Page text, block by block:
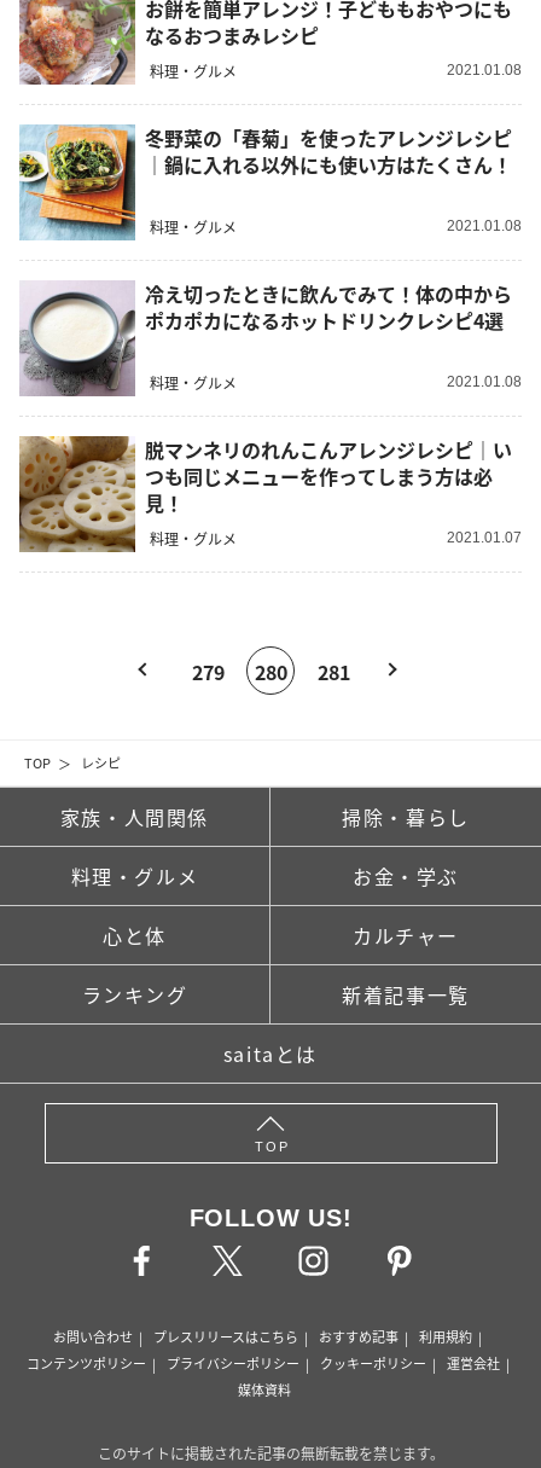
TOP レシピ
お餅を簡単アレンジ！子どももおやつにも
なるおつまみレシピ
料理・グルメ 2021.01.08
冬野菜の「春菊」を使ったアレンジレシピ
｜鍋に入れる以外にも使い方はたくさん！
料理・グルメ 2021.01.08
冷え切ったときに飲んでみて！体の中から
ポカポカになるホットドリンクレシピ4選
料理・グルメ 2021.01.08
脱マンネリのれんこんアレンジレシピ｜い
つも同じメニューを作ってしまう方は必
見！
料理・グルメ 2021.01.07
279 280 281
家族・人間関係 掃除・暮らし
料理・グルメ お金・学ぶ
心と体 カルチャー
ランキング 新着記事一覧
saitaとは
TOP
FOLLOW US!
お問い合わせ プレスリリースはこちら おすすめ記事
利用規約
コンテンツポリシー
プライバシーポリシー クッキーポリシー
運営会社
媒体資料
このサイトに掲載された記事の無断転載を禁じます。